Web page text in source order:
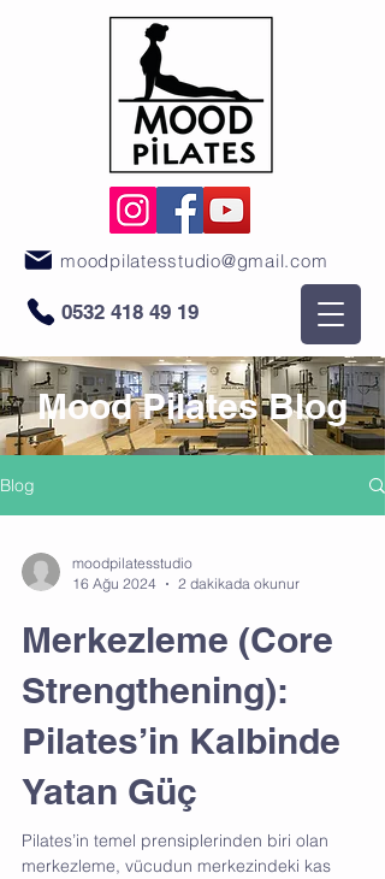
0532 418 49 19
moodpilatesstudio@gmail.com
Mood Pilates Blog
Blog
moodpilatesstudio
16 Ağu 2024
2 dakikada okunur
Merkezleme (Core
Strengthening):
Pilates’in Kalbinde
Yatan Güç
Pilates’in temel prensiplerinden biri olan
merkezleme, vücudun merkezindeki kas